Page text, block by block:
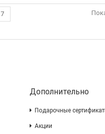
7
Дополнительно
Подарочные
Акции